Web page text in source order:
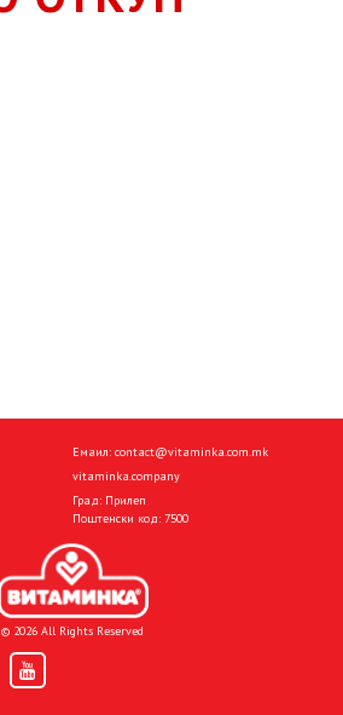
Емаил: contact@vitaminka.com.mk
vitaminka.company
Град: Прилеп
Поштенски код: 7500
© 2026 All Rights Reserved